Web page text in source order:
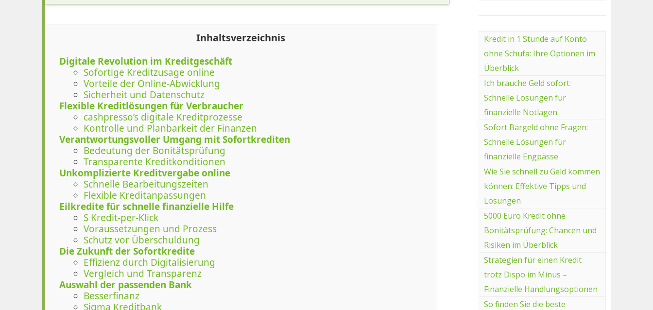
Inhaltsverzeichnis
Digitale Revolution im Kreditgeschäft
Sofortige Kreditzusage online
Vorteile der Online-Abwicklung
Sicherheit und Datenschutz
Flexible Kreditlösungen für Verbraucher
cashpresso’s digitale Kreditprozesse
Kontrolle und Planbarkeit der Finanzen
Verantwortungsvoller Umgang mit Sofortkrediten
Bedeutung der Bonitätsprüfung
Transparente Kreditkonditionen
Unkomplizierte Kreditvergabe online
Schnelle Bearbeitungszeiten
Flexible Kreditanpassungen
Eilkredite für schnelle finanzielle Hilfe
S Kredit-per-Klick
Voraussetzungen und Prozess
Schutz vor Überschuldung
Die Zukunft der Sofortkredite
Effizienz durch Digitalisierung
Vergleich und Transparenz
Auswahl der passenden Bank
Besserfinanz
Sigma Kreditbank
Kredit in 1 Stunde auf Konto
ohne Schufa: Ihre Optionen im
Überblick
Ich brauche Geld sofort:
Schnelle Lösungen für
finanzielle Notlagen
Sofort Bargeld ohne Fragen:
Schnelle Lösungen für
finanzielle Engpässe
Wie Sie schnell zu Geld kommen
können: Effektive Tipps und
Lösungen
5000 Euro Kredit ohne
Bonitätsprüfung: Chancen und
Risiken im Überblick
Strategien für einen Kredit
trotz Dispo im Minus –
Finanzielle Handlungsoptionen
So finden Sie die beste